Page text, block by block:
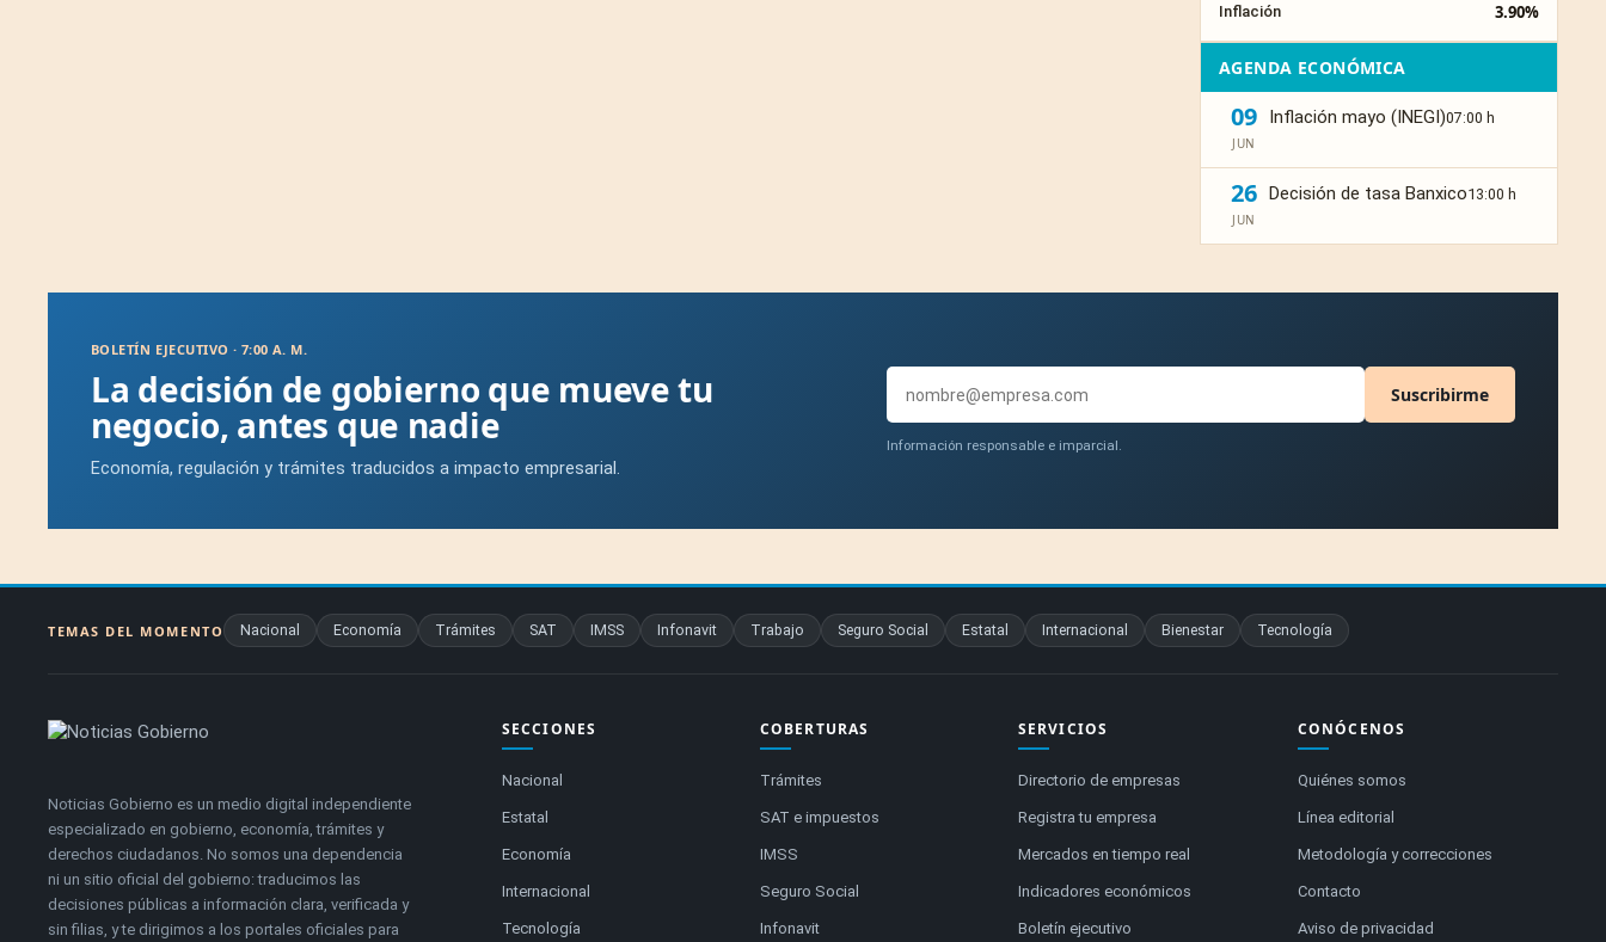
Inflación 3.90%
AGENDA ECONÓMICA
09
JUN
Inflación mayo (INEGI)07:00 h
26
JUN
Decisión de tasa Banxico13:00 h
BOLETÍN EJECUTIVO · 7:00 A. M.
La decisión de gobierno que mueve tu
negocio, antes que nadie
Economía, regulación y trámites traducidos a impacto empresarial.
Suscribirme
Información responsable e imparcial.
TEMAS DEL MOMENTO Nacional Economía Trámites SAT IMSS Infonavit Trabajo Seguro Social Estatal Internacional Bienestar Tecnología
Noticias Gobierno es un medio digital independiente
especializado en gobierno, economía, trámites y
derechos ciudadanos. No somos una dependencia
ni un sitio oficial del gobierno: traducimos las
decisiones públicas a información clara, verificada y
sin filias, y te dirigimos a los portales oficiales para
SECCIONES
Nacional
Estatal
Economía
Internacional
Tecnología
COBERTURAS
Trámites
SAT e impuestos
IMSS
Seguro Social
Infonavit
SERVICIOS
Directorio de empresas
Registra tu empresa
Mercados en tiempo real
Indicadores económicos
Boletín ejecutivo
CONÓCENOS
Quiénes somos
Línea editorial
Metodología y correcciones
Contacto
Aviso de privacidad